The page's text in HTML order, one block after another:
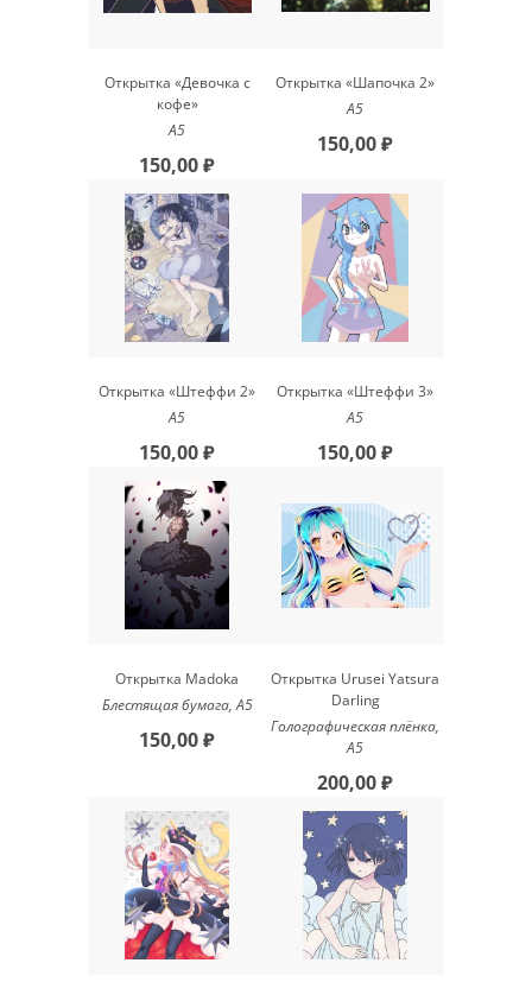
Открытка «Девочка с
кофе»
А5
150,00 ₽
Открытка «Шапочка 2»
А5
150,00 ₽
Открытка «Штеффи 2»
А5
150,00 ₽
Открытка «Штеффи 3»
А5
150,00 ₽
Открытка Madoka
Блестящая бумага, А5
150,00 ₽
Открытка Urusei Yatsura
Darling
Голографическая плёнка,
A5
200,00 ₽